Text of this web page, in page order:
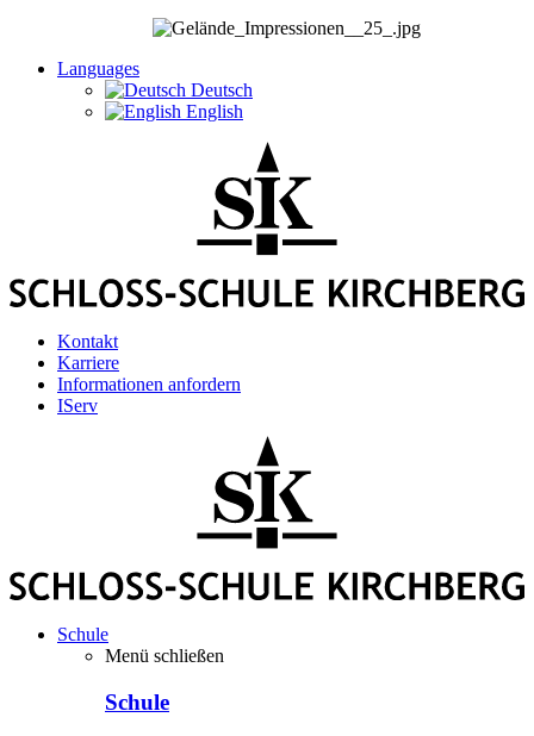
Languages
Deutsch
English
Kontakt
Karriere
Informationen anfordern
IServ
Schule
Menü schließen
Schule